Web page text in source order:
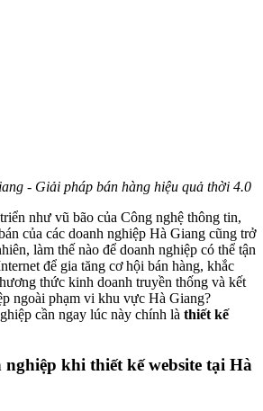
- Giải pháp bán hàng hiệu quả thời 4.0
như vũ bão của Công nghệ thông tin,
của các doanh nghiệp Hà Giang cũng trở
làm thế nào để doanh nghiệp có thể tận
để gia tăng cơ hội bán hàng, khắc
thức kinh doanh truyền thống và kết
ngoài phạm vi khu vực Hà Giang?
cần ngay lúc này chính là thiết kế
khi thiết kế website tại Hà